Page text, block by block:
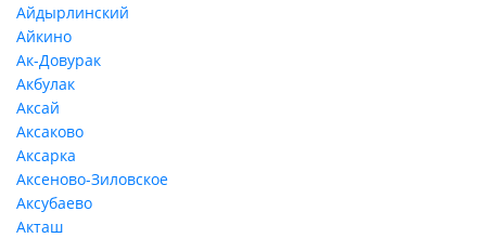
Айдырлинский
Айкино
Ак-Довурак
Акбулак
Аксай
Аксаково
Аксарка
Аксеново-Зиловское
Аксубаево
Акташ